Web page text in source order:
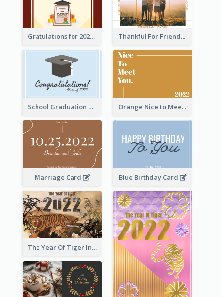
Gratulations for 2020 Graduation Greeting Card Thankful For Friendship Greeting Card
School Graduation Celebration Card Orange Nice to Meet You Greeting Card
Marriage Card Blue Birthday Card
The Year Of Tiger Ink Illustration New Year Greeting Card